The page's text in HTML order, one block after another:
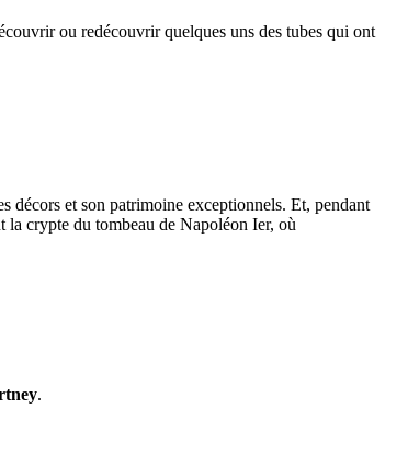
ou redécouvrir quelques uns des tubes qui ont
décors et son patrimoine exceptionnels. Et, pendant
la crypte du tombeau de Napoléon Ier, où
.